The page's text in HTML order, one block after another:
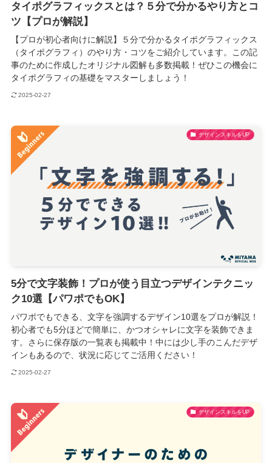
タイポグラフィックスとは？５分で分かるやり方とコ
ツ【プロが解説】
【プロが初心者向けに解説】５分で分かるタイポグラフィックス
（タイポグラフィ）のやり方・コツをご紹介しています。この記
事のために作成したオリジナル図解も多数掲載！ぜひこの機会に
タイポグラフィの基礎をマスターしましょう！
2025-02-27
デザインスキルをUP
5分で文字装飾！プロが使う目立つデザインテクニッ
ク10選【パワポでもOK】
パワポでもできる、文字を強調するデザイン10選をプロが解説！
初心者でも5分ほどで簡単に、かつオシャレに文字を装飾できま
す。さらに保存版の一覧表も掲載中！中には少し手のこんだデザ
インもあるので、状況に応じてご活用ください！
2025-02-27
デザインスキルをUP